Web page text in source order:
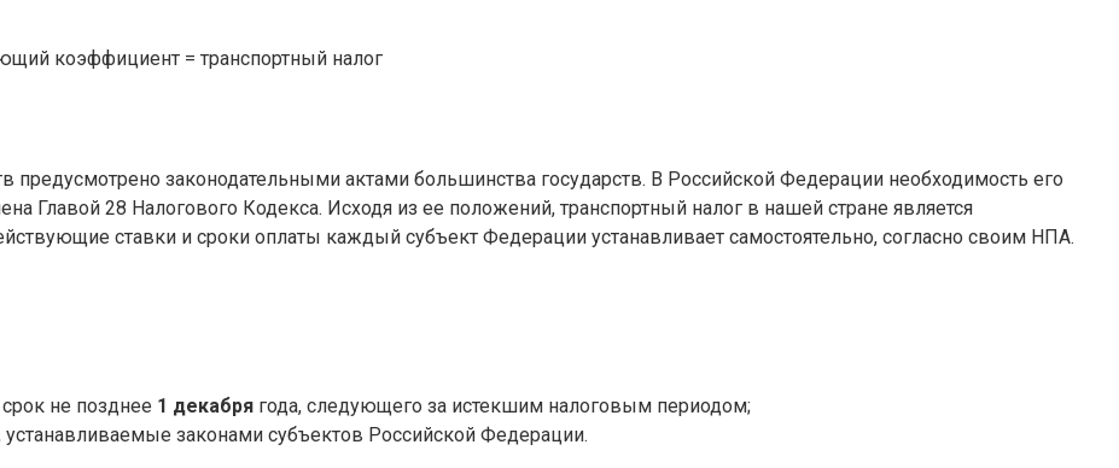
коэффициент = транспортный налог
предусмотрено законодательными актами большинства государств. В Российской Федерации необходимость его
Главой 28 Налогового Кодекса. Исходя из ее положений, транспортный налог в нашей стране является
ставки и сроки оплаты каждый субъект Федерации устанавливает самостоятельно, согласно своим НПА.
не позднее 1 декабря года, следующего за истекшим налоговым периодом;
законами субъектов Российской Федерации.